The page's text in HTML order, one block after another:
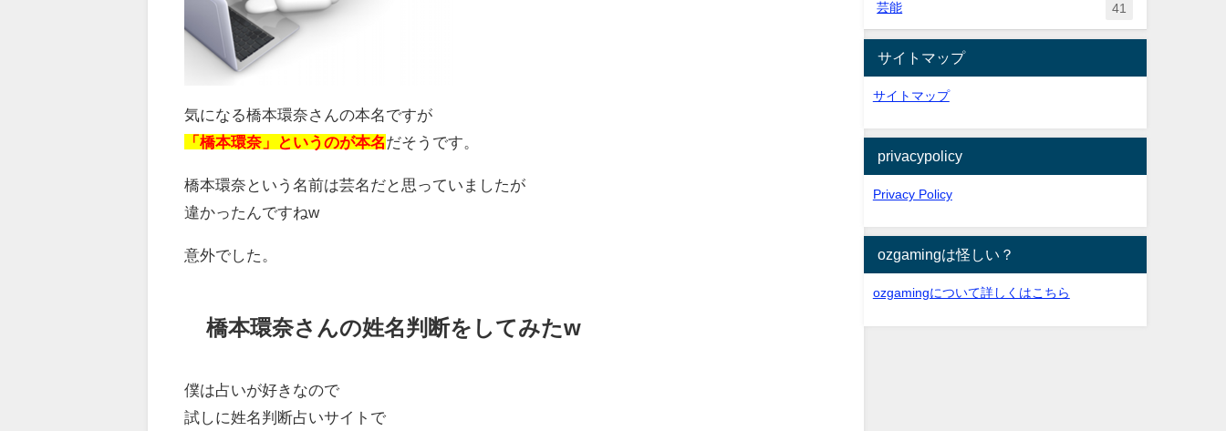
気になる橋本環奈さんの本名ですが
「橋本環奈」というのが本名だそうです。
橋本環奈という名前は芸名だと思っていましたが
違かったんですねw
意外でした。
橋本環奈さんの姓名判断をしてみたw
僕は占いが好きなので
試しに姓名判断占いサイトで
芸能 41
サイトマップ
サイトマップ
privacypolicy
Privacy Policy
ozgamingは怪しい？
ozgamingについて詳しくはこちら